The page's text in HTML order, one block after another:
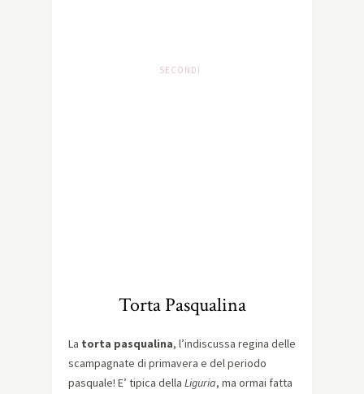
SECONDI
Torta Pasqualina
La torta pasqualina, l’indiscussa regina delle
scampagnate di primavera e del periodo
pasquale! E’ tipica della Liguria, ma ormai fatta